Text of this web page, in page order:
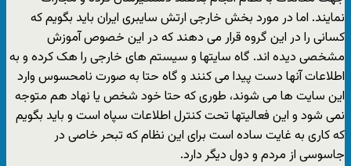
نمایند. اما در مورد بخش خارجی ارتش سایبری ایران باید بگویم که
کسانی را در این گروه قرار می دهند که در این خصوص آموزش
مشخصی دیده اند. گاه سایتها و سیستم های خارجی را هک کرده و به
اطلاعات آنها دست پیدا می کنند و گاه حتا به صورت نامحسوس وارد
این سایت ها می شوند، طوری که حتا خود شخص یا نهاد هم متوجه
نمی شود و این فعالیتها تحت کنترل اطلاعات سپاه است و باید بگویم
که کاری به غایت ساده است برای این نظام که تبحر خاصی در
جاسوسی از مردم و دول دیگر دارد.